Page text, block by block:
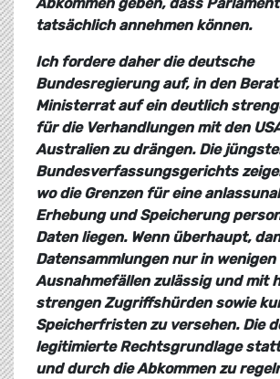
tatsächlich annehmen können.
Ich fordere daher die deutsche
Bundesregierung auf, in den
Ministerrat auf ein deutlich
für die Verhandlungen mit den
Australien zu drängen. Die
Bundesverfassungsgerichts
wo die Grenzen für eine
Erhebung und Speicherung
Daten liegen. Wenn überhaupt,
Datensammlungen nur in wenigen
Ausnahmefällen zulässig und mit
strengen Zugriffshürden sowie
Speicherfristen zu versehen. Die
legitimierte Rechtsgrundlage
und durch die Abkommen zu